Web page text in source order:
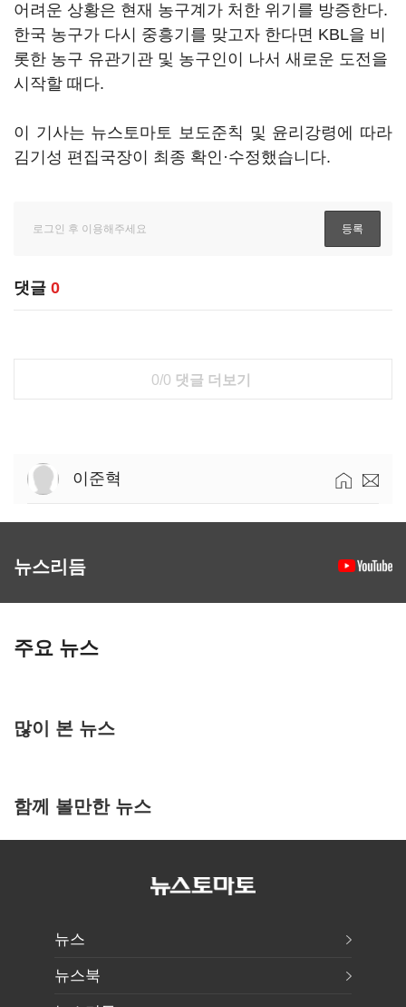
어려운 상황은 현재 농구계가 처한 위기를 방증한다.
한국 농구가 다시 중흥기를 맞고자 한다면 KBL을 비
롯한 농구 유관기관 및 농구인이 나서 새로운 도전을
시작할 때다.
이 기사는 뉴스토마토 보도준칙 및 윤리강령에 따라
김기성 편집국장이 최종 확인·수정했습니다.
댓글 0
0/0 댓글 더보기
이준혁
뉴스리듬
주요 뉴스
많이 본 뉴스
함께 볼만한 뉴스
뉴스
뉴스북